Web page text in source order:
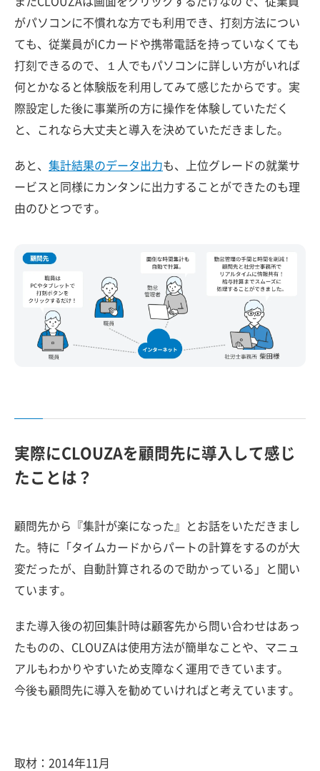
がパソコンに不慣れな方でも利用でき、打刻方法につい
ても、従業員がICカードや携帯電話を持っていなくても
打刻できるので、１人でもパソコンに詳しい方がいれば
何とかなると体験版を利用してみて感じたからです。実
際設定した後に事業所の方に操作を体験していただく
と、これなら大丈夫と導入を決めていただきました。
あと、 集計結果のデータ出力も、上位グレードの就業サ
ービスと同様にカンタンに出力することができたのも理
由のひとつです。
実際にCLOUZAを顧問先に導入して感じ
たことは？
顧問先から『集計が楽になった』とお話をいただきまし
た。特に「タイムカードからパートの計算をするのが大
変だったが、自動計算されるので助かっている」と聞い
ています。
また導入後の初回集計時は顧客先から問い合わせはあっ
たものの、CLOUZAは使用方法が簡単なことや、マニュ
アルもわかりやすいため支障なく運用できています。
今後も顧問先に導入を勧めていければと考えています。
取材：2014年11月